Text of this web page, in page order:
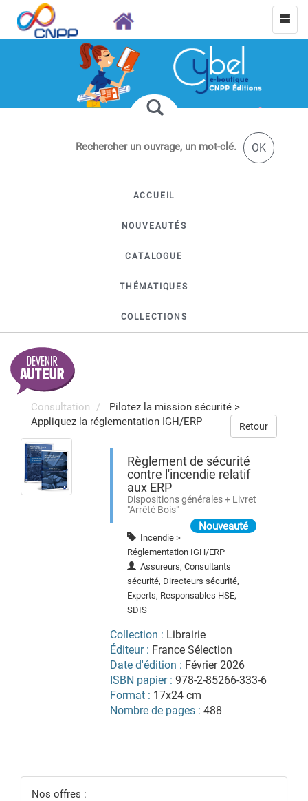
OK
ACCUEIL
NOUVEAUTÉS
CATALOGUE
THÉMATIQUES
COLLECTIONS
Consultation Pilotez la mission sécurité >
Appliquez la réglementation IGH/ERP
Retour
Règlement de sécurité
contre l'incendie relatif
aux ERP
Dispositions générales + Livret
"Arrêté Bois"
Nouveauté
Incendie >
Réglementation IGH/ERP
Assureurs, Consultants
sécurité, Directeurs sécurité,
Experts, Responsables HSE,
SDIS
Collection : Librairie
Éditeur : France Sélection
Date d'édition : Février 2026
ISBN papier : 978-2-85266-333-6
Format : 17x24 cm
Nombre de pages : 488
Nos offres :